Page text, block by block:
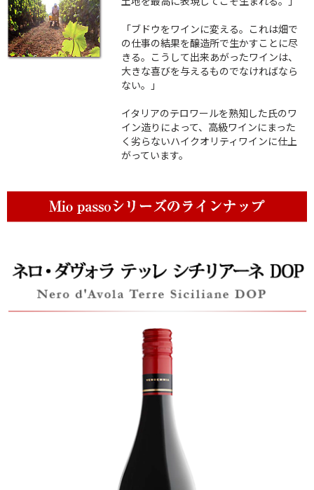
「ブドウをワインに変える。これは畑で
の仕事の結果を醸造所で生かすことに尽
きる。こうして出来あがったワインは、
大きな喜びを与えるものでなければなら
ない。」
イタリアのテロワールを熟知した氏のワ
イン造りによって、高級ワインにまった
く劣らないハイクオリティワインに仕上
がっています。